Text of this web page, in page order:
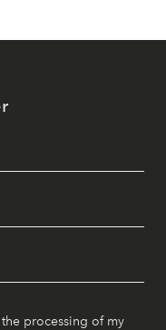
processing of my